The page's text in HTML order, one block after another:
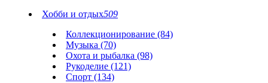
Хобби и отдых509
Коллекционирование (84)
Музыка (70)
Охота и рыбалка (98)
Рукоделие (121)
Спорт (134)